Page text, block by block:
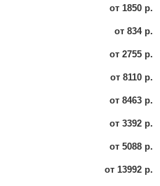
от 1850 р.
от 834 р.
от 2755 р.
от 8110 р.
от 8463 р.
от 3392 р.
от 5088 р.
от 13992 р.